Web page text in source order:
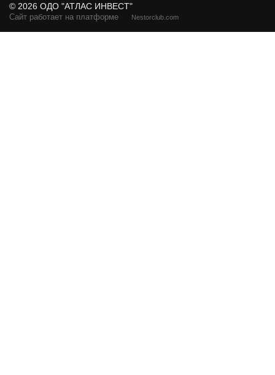
© 2026 ОДО "АТЛАС ИНВЕСТ"
Сайт работает на платформе Nestorclub.com